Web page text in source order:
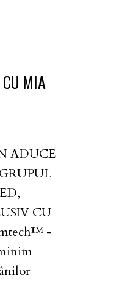
CU MIA
ADUCE
CU
-